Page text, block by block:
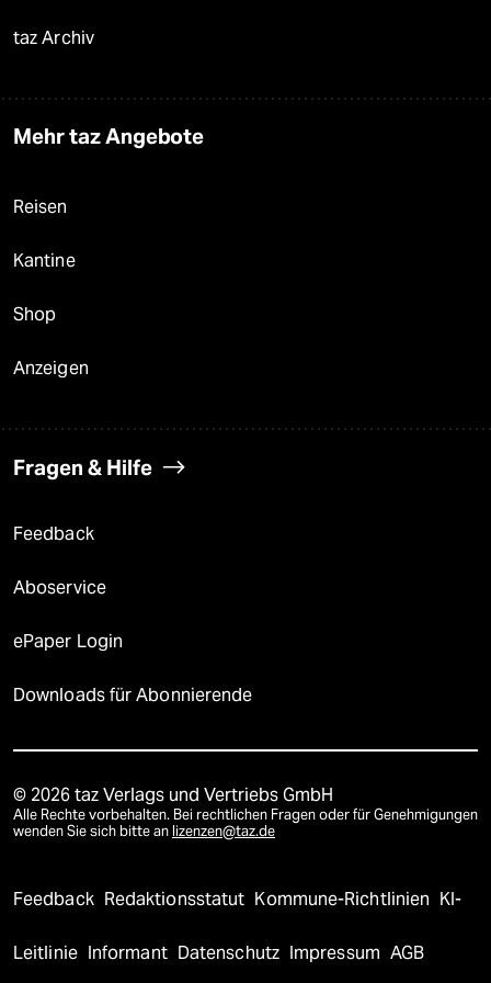
taz Archiv
Mehr taz Angebote
Reisen
Kantine
Shop
Anzeigen
Fragen & Hilfe
Feedback
Aboservice
ePaper Login
Downloads für Abonnierende
© 2026 taz Verlags und Vertriebs GmbH
Alle Rechte vorbehalten. Bei rechtlichen Fragen oder für Genehmigungen
wenden Sie sich bitte an lizenzen@taz.de
Feedback Redaktionsstatut Kommune-Richtlinien KI-
Leitlinie Informant Datenschutz Impressum AGB